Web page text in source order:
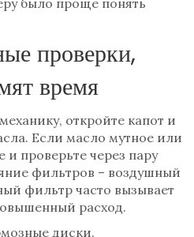
было проще понять
проверки,
время
откройте капот и
Если масло мутное или
и проверьте через пару
фильтров – воздушный
фильтр часто вызывает
расход.
диски.